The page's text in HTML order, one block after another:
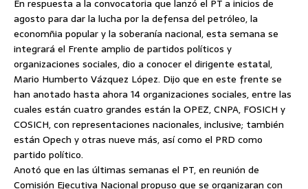
En respuesta a la convocatoria que lanzó el PT a inicios de
agosto para dar la lucha por la defensa del petróleo, la
economñia popular y la soberanía nacional, esta semana se
integrará el Frente amplio de partidos políticos y
organizaciones sociales, dio a conocer el dirigente estatal,
Mario Humberto Vázquez López. Dijo que en este frente se
han anotado hasta ahora 14 organizaciones sociales, entre las
cuales están cuatro grandes están la OPEZ, CNPA, FOSICH y
COSICH, con representaciones nacionales, inclusive; también
están Opech y otras nueve más, así como el PRD como
partido político.
Anotó que en las últimas semanas el PT, en reunión de
Comisión Ejecutiva Nacional propuso que se organizaran con